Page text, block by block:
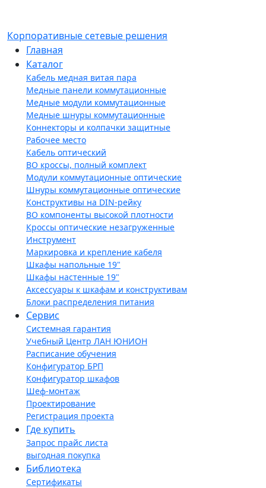
Корпоративные сетевые решения
Главная
Каталог
Кабель медная витая пара
Медные панели коммутационные
Медные модули коммутационные
Медные шнуры коммутационные
Коннекторы и колпачки защитные
Рабочее место
Кабель оптический
ВО кроссы, полный комплект
Модули коммутационные оптические
Шнуры коммутационные оптические
Конструктивы на DIN-рейку
ВО компоненты высокой плотности
Кроссы оптические незагруженные
Инструмент
Маркировка и крепление кабеля
Шкафы напольные 19"
Шкафы настенные 19"
Аксессуары к шкафам и конструктивам
Блоки распределения питания
Сервис
Системная гарантия
Учебный Центр ЛАН ЮНИОН
Расписание обучения
Конфигуратор БРП
Конфигуратор шкафов
Шеф-монтаж
Проектирование
Регистрация проекта
Где купить
Запрос прайс листа
выгодная покупка
Библиотека
Сертификаты